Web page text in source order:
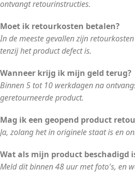
ontvangt retourinstructies.
Moet ik retourkosten betalen?
In de meeste gevallen zijn
tenzij het product defect is.
Wanneer krijg ik mijn geld terug?
Binnen 5 tot 10 werkdagen na
geretourneerde product.
Mag ik een geopend product
Ja, zolang het in originele staat is en
Wat als mijn product beschadigd
Meld dit binnen 48 uur met foto's, en